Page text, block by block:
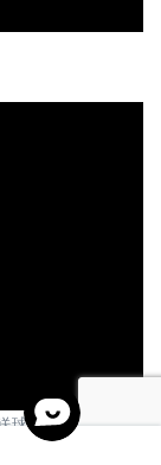
球指導